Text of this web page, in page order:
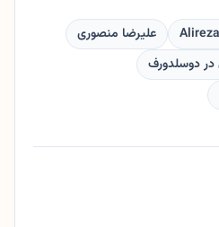
علیرضا منصوری
دوسلدورف